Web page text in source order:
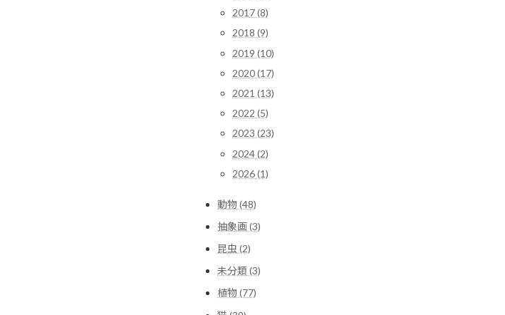
2017 (8)
2018 (9)
2019 (10)
2020 (17)
2021 (13)
2022 (5)
2023 (23)
2024 (2)
2026 (1)
動物 (48)
抽象画 (3)
昆虫 (2)
未分類 (3)
植物 (77)